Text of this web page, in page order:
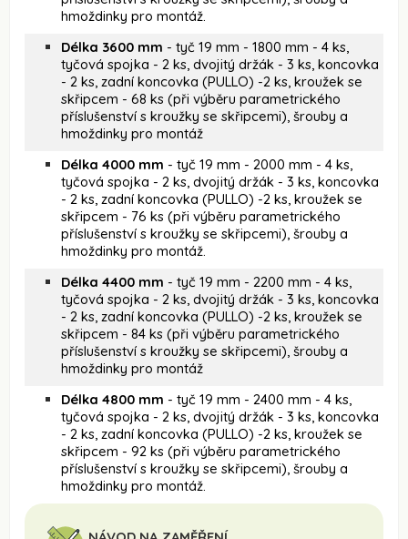
hmoždinky pro montáž.
Délka 3600 mm - tyč 19 mm - 1800 mm - 4 ks,
tyčová spojka - 2 ks, dvojitý držák - 3 ks, koncovka
- 2 ks, zadní koncovka (PULLO) -2 ks, kroužek se
skřipcem - 68 ks (při výběru parametrického
příslušenství s kroužky se skřipcemi), šrouby a
hmoždinky pro montáž
Délka 4000 mm - tyč 19 mm - 2000 mm - 4 ks,
tyčová spojka - 2 ks, dvojitý držák - 3 ks, koncovka
- 2 ks, zadní koncovka (PULLO) -2 ks, kroužek se
skřipcem - 76 ks (při výběru parametrického
příslušenství s kroužky se skřipcemi), šrouby a
hmoždinky pro montáž.
Délka 4400 mm - tyč 19 mm - 2200 mm - 4 ks,
tyčová spojka - 2 ks, dvojitý držák - 3 ks, koncovka
- 2 ks, zadní koncovka (PULLO) -2 ks, kroužek se
skřipcem - 84 ks (při výběru parametrického
příslušenství s kroužky se skřipcemi), šrouby a
hmoždinky pro montáž
Délka 4800 mm - tyč 19 mm - 2400 mm - 4 ks,
tyčová spojka - 2 ks, dvojitý držák - 3 ks, koncovka
- 2 ks, zadní koncovka (PULLO) -2 ks, kroužek se
skřipcem - 92 ks (při výběru parametrického
příslušenství s kroužky se skřipcemi), šrouby a
hmoždinky pro montáž.